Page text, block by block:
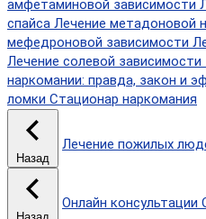
амфетаминовой зависимости
спайса Лечение метадоновой
мефедроновой зависимости
Лечение солевой зависимости
наркомании: правда, закон и
ломки Стационар наркомания
Назад
Лечение пожилых
Онлайн консультации